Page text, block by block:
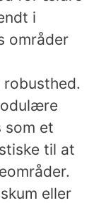
i
områder
som et
til at
eller